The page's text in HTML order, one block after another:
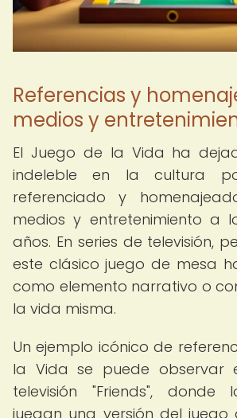
Referencias y
medios y
El Juego de la Vida ha
indeleble en la cultura
referenciado y
medios y entretenimiento a
años. En series de televisión,
este clásico juego de mesa
como elemento narrativo o
la vida misma.
Un ejemplo icónico de
la Vida se puede observar
televisión "Friends", donde
juegan una versión del juego